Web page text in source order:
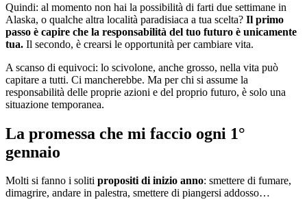
Quindi: al momento non hai la possibilità di farti due settimane in
Alaska, o qualche altra località paradisiaca a tua scelta? Il primo
passo è capire che la responsabilità del tuo futuro è unicamente
tua. Il secondo, è crearsi le opportunità per cambiare vita.
A scanso di equivoci: lo scivolone, anche grosso, nella vita può
capitare a tutti. Ci mancherebbe. Ma per chi si assume la
responsabilità delle proprie azioni e del proprio futuro, è solo una
situazione temporanea.
La promessa che mi faccio ogni 1°
gennaio
Molti si fanno i soliti propositi di inizio anno: smettere di fumare,
dimagrire, andare in palestra, smettere di piangersi addosso…